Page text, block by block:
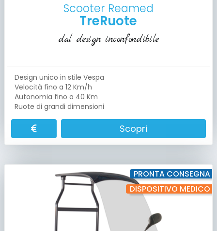
Scooter Reamed
TreRuote
dal design inconfondibile
Design unico in stile Vespa
Velocità fino a 12 Km/h
Autonomia fino a 40 Km
Ruote di grandi dimensioni
Scopri
PRONTA CONSEGNA
DISPOSITIVO MEDICO